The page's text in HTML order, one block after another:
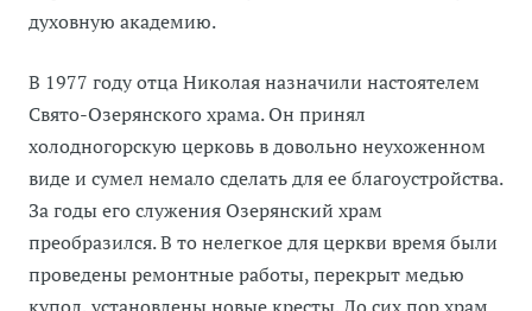
духовную академию.
В 1977 году отца Николая назначили настоятелем
Свято-Озерянского храма. Он принял
холодногорскую церковь в довольно неухоженном
виде и сумел немало сделать для ее благоустройства.
За годы его служения Озерянский храм
преобразился. В то нелегкое для церкви время были
проведены ремонтные работы, перекрыт медью